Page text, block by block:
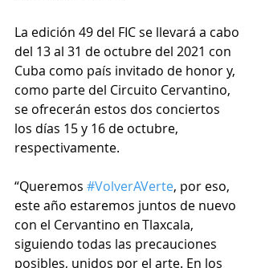
La edición 49 del FIC se llevará a cabo
del 13 al 31 de octubre del 2021 con
Cuba como país invitado de honor y,
como parte del Circuito Cervantino,
se ofrecerán estos dos conciertos
los días 15 y 16 de octubre,
respectivamente.
“Queremos #VolverAVerte, por eso,
este año estaremos juntos de nuevo
con el Cervantino en Tlaxcala,
siguiendo todas las precauciones
posibles, unidos por el arte. En los